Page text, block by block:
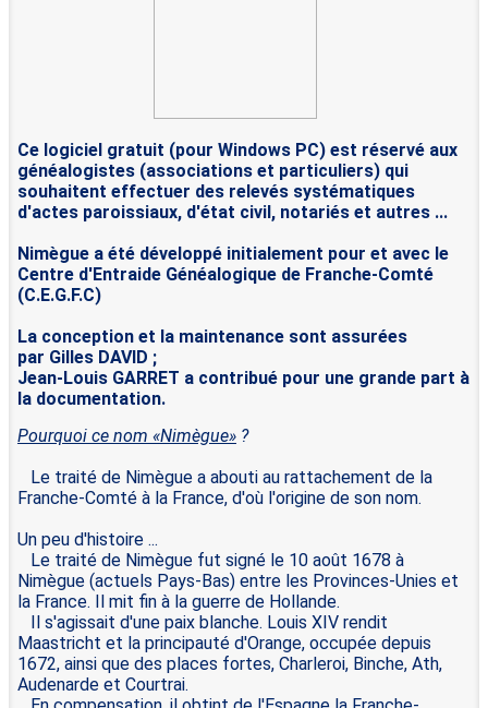
Ce logiciel gratuit (pour Windows PC) est réservé aux
généalogistes (associations et particuliers) qui
souhaitent effectuer des relevés systématiques
d'actes paroissiaux, d'état civil, notariés et autres ...
Nimègue a été développé initialement pour et avec le
Centre d'Entraide Généalogique de Franche-Comté
(C.E.G.F.C)
La conception et la maintenance sont assurées
par Gilles DAVID ;
Jean-Louis GARRET a contribué pour une grande part à
la documentation.
Pourquoi ce nom «Nimègue» ?
Le traité de Nimègue a abouti au rattachement de la
Franche-Comté à la France, d'où l'origine de son nom.
Un peu d'histoire ...
Le traité de Nimègue fut signé le 10 août 1678 à
Nimègue (actuels Pays-Bas) entre les Provinces-Unies et
la France. Il mit fin à la guerre de Hollande.
Il s'agissait d'une paix blanche. Louis XIV rendit
Maastricht et la principauté d'Orange, occupée depuis
1672, ainsi que des places fortes, Charleroi, Binche, Ath,
Audenarde et Courtrai.